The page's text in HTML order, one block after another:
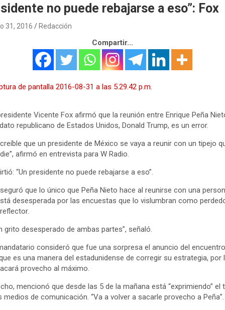
no puede rebajarse a eso”: Fox
31, 2016 Redacción
Compartir...
Vicente Fox afirmó que la reunión entre Enrique Peña
republicano de Estados Unidos, Donald Trump, es un error.
que un presidente de México se vaya a reunir con un tipejo
afirmó en entrevista para W Radio.
“Un presidente no puede rebajarse a eso”.
que lo único que Peña Nieto hace al reunirse con una
desesperada por las encuestas que lo vislumbran como
grito desesperado de ambas partes”, señaló.
consideró que fue una sorpresa el anuncio del
es una manera del estadunidense de corregir su estrategia, por
provecho al máximo.
mencionó que desde las 5 de la mañana está “exprimiendo” el
medios de comunicación. “Va a volver a sacarle provecho a Peña”.